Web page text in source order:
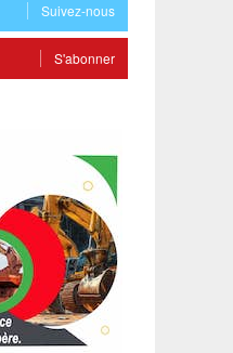
Suivez-nous
S'abonner